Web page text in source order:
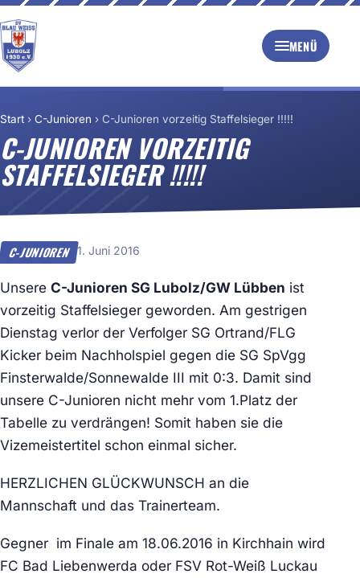
MENÜ
Start › C-Junioren › C-Junioren vorzeitig Staffelsieger !!!!!
C-JUNIOREN VORZEITIG
STAFFELSIEGER !!!!!
C-JUNIOREN 1. Juni 2016
Unsere C-Junioren SG Lubolz/GW Lübben ist
vorzeitig Staffelsieger geworden. Am gestrigen
Dienstag verlor der Verfolger SG Ortrand/FLG
Kicker beim Nachholspiel gegen die SG SpVgg
Finsterwalde/Sonnewalde III mit 0:3. Damit sind
unsere C-Junioren nicht mehr vom 1.Platz der
Tabelle zu verdrängen! Somit haben sie die
Vizemeistertitel schon einmal sicher.
HERZLICHEN GLÜCKWUNSCH an die
Mannschaft und das Trainerteam.
Gegner im Finale am 18.06.2016 in Kirchhain wird
FC Bad Liebenwerda oder FSV Rot-Weiß Luckau